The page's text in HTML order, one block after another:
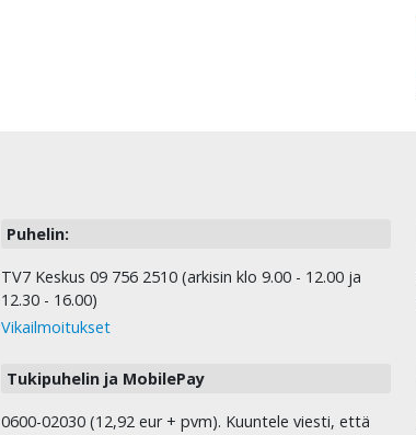
Puhelin:
TV7 Keskus 09 756 2510 (arkisin klo 9.00 - 12.00 ja
12.30 - 16.00)
Vikailmoitukset
Tukipuhelin ja MobilePay
0600-02030 (12,92 eur + pvm). Kuuntele viesti, että